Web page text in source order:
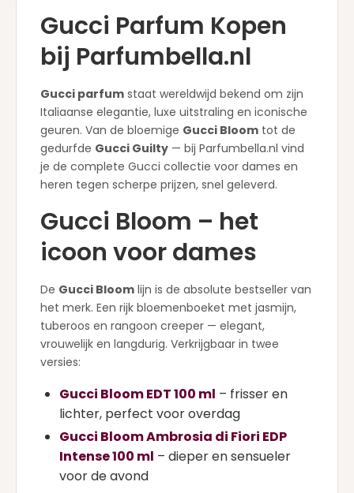
Gucci Parfum Kopen
bij Parfumbella.nl
Gucci parfum staat wereldwijd bekend om zijn
Italiaanse elegantie, luxe uitstraling en iconische
geuren. Van de bloemige Gucci Bloom tot de
gedurfde Gucci Guilty — bij Parfumbella.nl vind
je de complete Gucci collectie voor dames en
heren tegen scherpe prijzen, snel geleverd.
Gucci Bloom – het
icoon voor dames
De Gucci Bloom lijn is de absolute bestseller van
het merk. Een rijk bloemenboeket met jasmijn,
tuberoos en rangoon creeper — elegant,
vrouwelijk en langdurig. Verkrijgbaar in twee
versies:
Gucci Bloom EDT 100 ml – frisser en
lichter, perfect voor overdag
Gucci Bloom Ambrosia di Fiori EDP
Intense 100 ml – dieper en sensueler
voor de avond